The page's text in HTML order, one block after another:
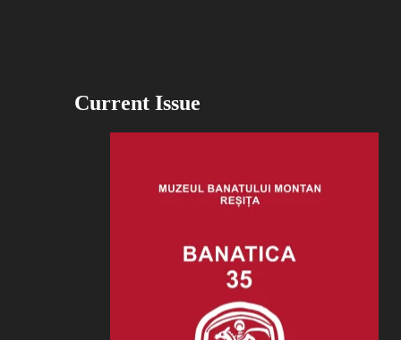
Current Issue